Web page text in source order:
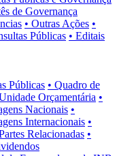
de Governança
• Outras Ações •
Públicas • Editais
Públicas • Quadro de
Orçamentária •
Nacionais •
Internacionais •
Relacionadas •